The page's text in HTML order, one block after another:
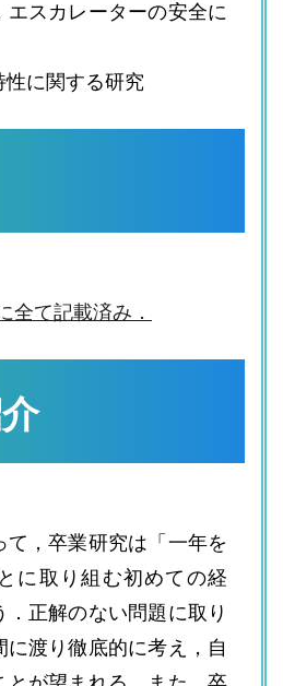
エスカレーターの安全に
性に関する研究
全て記載済み．
て，卒業研究は「一年を
に取り組む初めての経
正解のない問題に取り
渡り徹底的に考え，自